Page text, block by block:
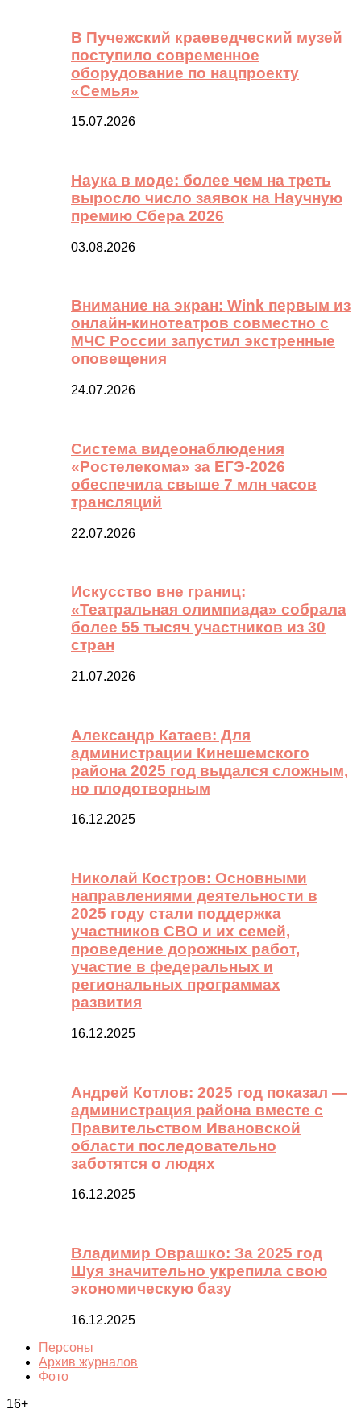
В Пучежский краеведческий музей
поступило современное
оборудование по нацпроекту
«Семья»
15.07.2026
Наука в моде: более чем на треть
выросло число заявок на Научную
премию Сбера 2026
03.08.2026
Внимание на экран: Wink первым из
онлайн-кинотеатров совместно с
МЧС России запустил экстренные
оповещения
24.07.2026
Система видеонаблюдения
«Ростелекома» за ЕГЭ-2026
обеспечила свыше 7 млн часов
трансляций
22.07.2026
Искусство вне границ:
«Театральная олимпиада» собрала
более 55 тысяч участников из 30
стран
21.07.2026
Александр Катаев: Для
администрации Кинешемского
района 2025 год выдался сложным,
но плодотворным
16.12.2025
Николай Костров: Основными
направлениями деятельности в
2025 году стали поддержка
участников СВО и их семей,
проведение дорожных работ,
участие в федеральных и
региональных программах
развития
16.12.2025
Андрей Котлов: 2025 год показал —
администрация района вместе с
Правительством Ивановской
области последовательно
заботятся о людях
16.12.2025
Владимир Оврашко: За 2025 год
Шуя значительно укрепила свою
экономическую базу
16.12.2025
Персоны
Архив журналов
Фото
16+